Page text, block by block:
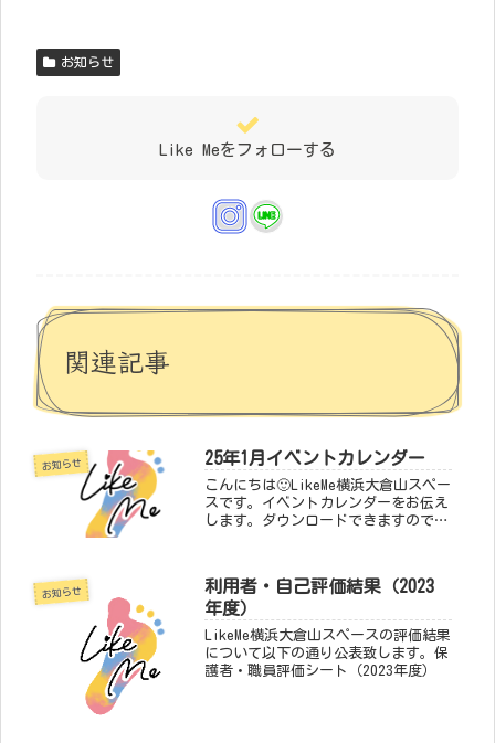
お知らせ
Like Meをフォローする
関連記事
お知らせ 25年1月イベントカレンダー
こんにちは🙂LikeMe横浜大倉山スペー
スです。イベントカレンダーをお伝え
します。ダウンロードできますので、
トカレンダーダウンロード児童発...
お知らせ
利用者・自己評価結果（2023
年度）
LikeMe横浜大倉山スペースの評価結果
について以下の通り公表致します。保
護者・職員評価シート（2023年度）